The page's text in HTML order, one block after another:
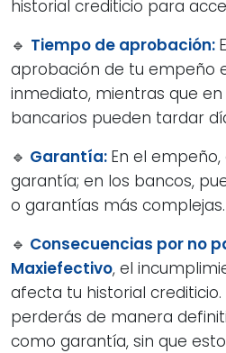
historial crediticio para
🔹 Tiempo de aprobación:
aprobación de tu empeño
inmediato, mientras que
bancarios pueden tardar
🔹 Garantía: En el
garantía; en los bancos,
o garantías más complejas.
🔹 Consecuencias por no
Maxiefectivo, el
afecta tu historial crediticio.
perderás de manera
como garantía, sin que